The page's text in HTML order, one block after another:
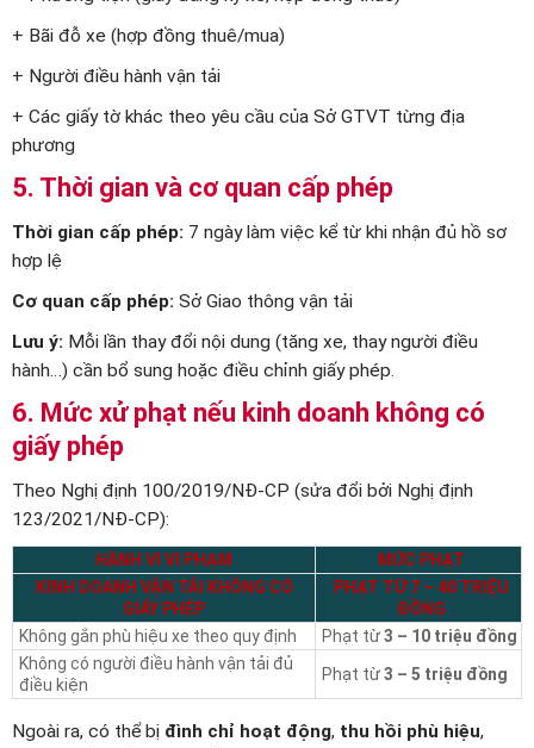
+ Bãi đỗ xe (hợp đồng thuê/mua)
+ Người điều hành vận tải
+ Các giấy tờ khác theo yêu cầu của Sở GTVT từng địa
phương
5. Thời gian và cơ quan cấp phép
Thời gian cấp phép: 7 ngày làm việc kể từ khi nhận đủ hồ sơ
hợp lệ
Cơ quan cấp phép: Sở Giao thông vận tải
Lưu ý: Mỗi lần thay đổi nội dung (tăng xe, thay người điều
hành…) cần bổ sung hoặc điều chỉnh giấy phép.
6. Mức xử phạt nếu kinh doanh không có
giấy phép
Theo Nghị định 100/2019/NĐ-CP (sửa đổi bởi Nghị định
123/2021/NĐ-CP):
HÀNH VI VI PHẠM
MỨC PHẠT
KINH DOANH VẬN TẢI KHÔNG CÓ
GIẤY PHÉP
PHẠT TỪ7 – 40 TRIỆU
ĐỒNG
Không gắn phù hiệu xe theo quy định
Phạt từ3 – 10 triệu đồng
Không có người điều hành vận tải đủ
điều kiện
Phạt từ3 – 5 triệu đồng
Ngoài ra, có thể bị đình chỉ hoạt động, thu hồi phù hiệu,